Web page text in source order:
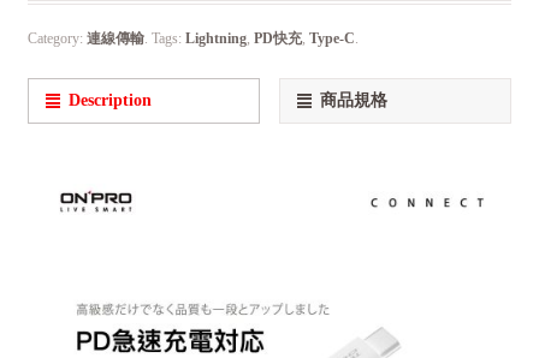
Category: 連線傳輸. Tags: Lightning, PD快充, Type-C.
Description 商品規格